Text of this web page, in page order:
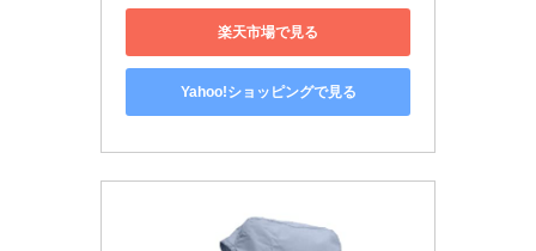
楽天市場で見る
Yahoo!ショッピングで見る